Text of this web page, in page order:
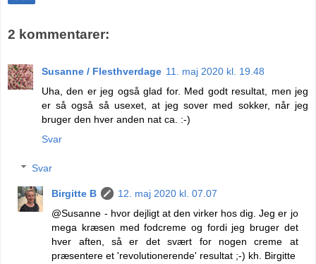
2 kommentarer:
Susanne / Flesthverdage 11. maj 2020 kl. 19.48
Uha, den er jeg også glad for. Med godt resultat, men jeg
er så også så usexet, at jeg sover med sokker, når jeg
bruger den hver anden nat ca. :-)
Svar
Svar
Birgitte B
12. maj 2020 kl. 07.07
@Susanne - hvor dejligt at den virker hos dig. Jeg er jo
mega kræsen med fodcreme og fordi jeg bruger det
hver aften, så er det svært for nogen creme at
præsentere et 'revolutionerende' resultat ;-) kh. Birgitte